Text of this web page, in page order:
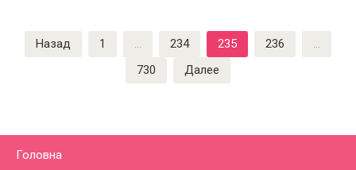
Пагинация
записей
Назад 1 … 234 235 236
…
730
Далее
Головна